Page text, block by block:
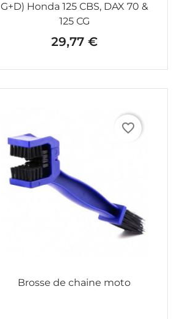
G+D) Honda 125 CBS, DAX 70 &
125 CG
Prix
29,77 €
favorite_border
Brosse de chaine moto